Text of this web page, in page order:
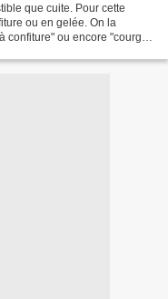
que cuite. Pour cette
ou en gelée. On la
ou encore "courge